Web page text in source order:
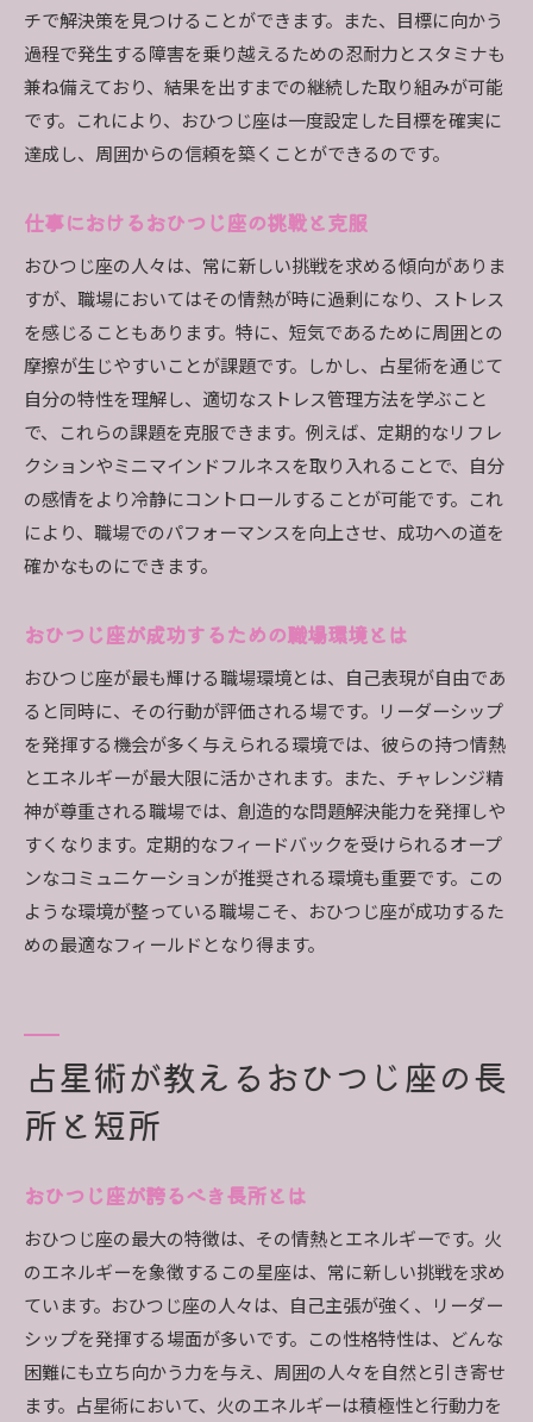
チで解決策を見つけることができます。また、目標に向かう
過程で発生する障害を乗り越えるための忍耐力とスタミナも
兼ね備えており、結果を出すまでの継続した取り組みが可能
です。これにより、おひつじ座は一度設定した目標を確実に
達成し、周囲からの信頼を築くことができるのです。
仕事におけるおひつじ座の挑戦と克服
おひつじ座の人々は、常に新しい挑戦を求める傾向がありま
すが、職場においてはその情熱が時に過剰になり、ストレス
を感じることもあります。特に、短気であるために周囲との
摩擦が生じやすいことが課題です。しかし、占星術を通じて
自分の特性を理解し、適切なストレス管理方法を学ぶこと
で、これらの課題を克服できます。例えば、定期的なリフレ
クションやミニマインドフルネスを取り入れることで、自分
の感情をより冷静にコントロールすることが可能です。これ
により、職場でのパフォーマンスを向上させ、成功への道を
確かなものにできます。
おひつじ座が成功するための職場環境とは
おひつじ座が最も輝ける職場環境とは、自己表現が自由であ
ると同時に、その行動が評価される場です。リーダーシップ
を発揮する機会が多く与えられる環境では、彼らの持つ情熱
とエネルギーが最大限に活かされます。また、チャレンジ精
神が尊重される職場では、創造的な問題解決能力を発揮しや
すくなります。定期的なフィードバックを受けられるオープ
ンなコミュニケーションが推奨される環境も重要です。この
ような環境が整っている職場こそ、おひつじ座が成功するた
めの最適なフィールドとなり得ます。
占星術が教えるおひつじ座の長
所と短所
おひつじ座が誇るべき長所とは
おひつじ座の最大の特徴は、その情熱とエネルギーです。火
のエネルギーを象徴するこの星座は、常に新しい挑戦を求め
ています。おひつじ座の人々は、自己主張が強く、リーダー
シップを発揮する場面が多いです。この性格特性は、どんな
困難にも立ち向かう力を与え、周囲の人々を自然と引き寄せ
ます。占星術において、火のエネルギーは積極性と行動力を